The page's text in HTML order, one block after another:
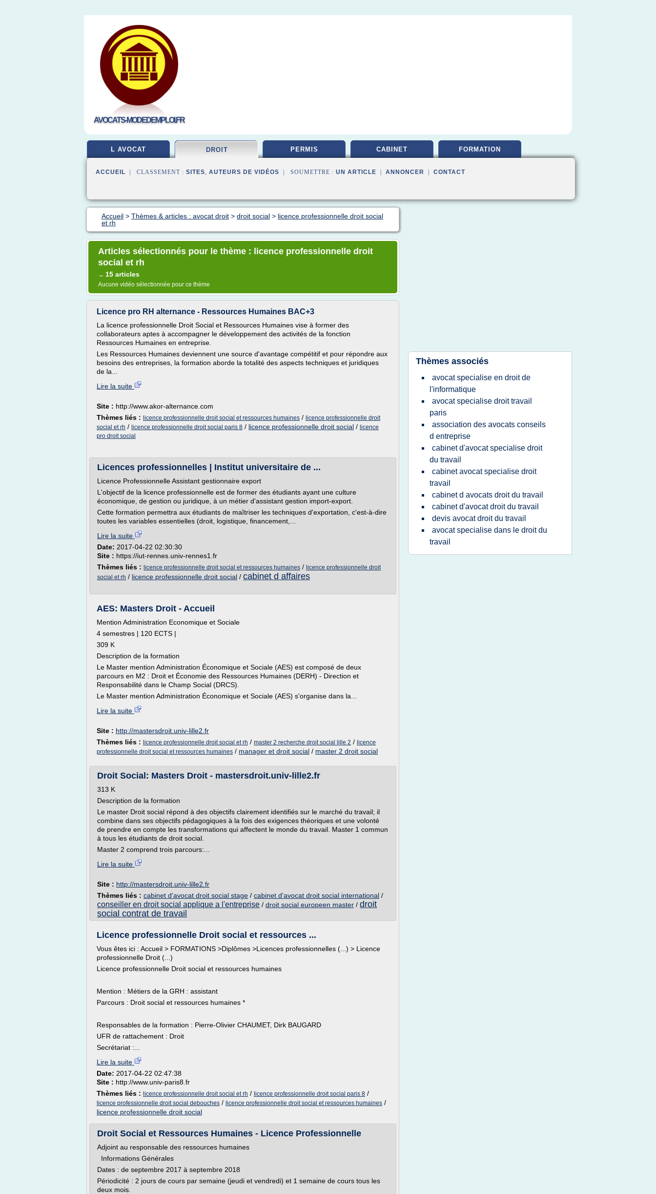
AVOCATS-MODEDEMPLOI.FR
L AVOCAT DROIT PERMIS CABINET FORMATION
ACCUEIL | CLASSEMENT : SITES, AUTEURS DE VIDÉOS | SOUMETTRE : UN ARTICLE ANNONCER CONTACT
Accueil > Thèmes & articles : avocat droit > droit social > licence professionnelle droit social
et rh
Articles sélectionnés pour le thème : licence professionnelle droit
social et rh
→ 15 articles
Aucune vidéo sélectionnée pour ce thème
Licence pro RH alternance - Ressources Humaines BAC+3
La licence professionnelle Droit Social et Ressources Humaines vise à former des
collaborateurs aptes à accompagner le développement des activités de la fonction
Ressources Humaines en entreprise.
Les Ressources Humaines deviennent une source d'avantage compétitif et pour répondre aux
besoins des entreprises, la formation aborde la totalité des aspects techniques et juridiques
de la...
Lire la suite
Site : http://www.akor-alternance.com
Thèmes liés : licence professionnelle droit social et ressources humaines / licence professionnelle droit
social et rh / licence professionnelle droit social paris 8 / licence professionnelle droit social / licence
pro droit social
Licences professionnelles | Institut universitaire de ...
Licence Professionnelle Assistant gestionnaire export
L'objectif de la licence professionnelle est de former des étudiants ayant une culture
économique, de gestion ou juridique, à un métier d'assistant gestion import-export.
Cette formation permettra aux étudiants de maîtriser les techniques d'exportation, c'est-à-dire
toutes les variables essentielles (droit, logistique, financement,...
Lire la suite
Date: 2017-04-22 02:30:30
Site : https://iut-rennes.univ-rennes1.fr
Thèmes liés : licence professionnelle droit social et ressources humaines / licence professionnelle droit
social et rh / licence professionnelle droit social / cabinet d affaires
AES: Masters Droit - Accueil
Mention Administration Economique et Sociale
4 semestres | 120 ECTS |
309 K
Description de la formation
Le Master mention Administration Économique et Sociale (AES) est composé de deux
parcours en M2 : Droit et Économie des Ressources Humaines (DERH) - Direction et
Responsabilité dans le Champ Social (DRCS).
Le Master mention Administration Économique et Sociale (AES) s'organise dans la...
Lire la suite
Site : http://mastersdroit.univ-lille2.fr
Thèmes liés : licence professionnelle droit social et rh / master 2 recherche droit social lille 2 / licence
professionnelle droit social et ressources humaines / manager et droit social / master 2 droit social
Droit Social: Masters Droit - mastersdroit.univ-lille2.fr
313 K
Description de la formation
Le master Droit social répond à des objectifs clairement identifiés sur le marché du travail; il
combine dans ses objectifs pédagogiques à la fois des exigences théoriques et une volonté
de prendre en compte les transformations qui affectent le monde du travail. Master 1 commun
à tous les étudiants de droit social.
Master 2 comprend trois parcours:...
Lire la suite
Site : http://mastersdroit.univ-lille2.fr
Thèmes liés : cabinet d'avocat droit social stage / cabinet d'avocat droit social international /
conseiller en droit social applique a l'entreprise / droit social europeen master / droit
social contrat de travail
Licence professionnelle Droit social et ressources ...
Vous êtes ici : Accueil > FORMATIONS >Diplômes >Licences professionnelles (...) > Licence
professionnelle Droit (...)
Licence professionnelle Droit social et ressources humaines
Mention : Métiers de la GRH : assistant
Parcours : Droit social et ressources humaines *
Responsables de la formation : Pierre-Olivier CHAUMET, Dirk BAUGARD
UFR de rattachement : Droit
Secrétariat :...
Lire la suite
Date: 2017-04-22 02:47:38
Site : http://www.univ-paris8.fr
Thèmes liés : licence professionnelle droit social et rh / licence professionnelle droit social paris 8 /
licence professionnelle droit social debouches / licence professionnelle droit social et ressources humaines /
licence professionnelle droit social
Droit Social et Ressources Humaines - Licence Professionnelle
Adjoint au responsable des ressources humaines
Informations Générales
Dates : de septembre 2017 à septembre 2018
Périodicité : 2 jours de cours par semaine (jeudi et vendredi) et 1 semaine de cours tous les
deux mois.
Thèmes associés
avocat specialise en droit de
l'informatique
avocat specialise droit travail
paris
association des avocats conseils
d entreprise
cabinet d'avocat specialise droit
du travail
cabinet avocat specialise droit
travail
cabinet d avocats droit du travail
cabinet d'avocat droit du travail
devis avocat droit du travail
avocat specialise dans le droit du
travail